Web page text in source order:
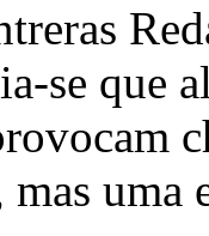
se que
mas uma